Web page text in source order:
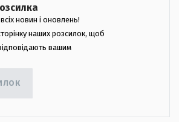
новин і оновлень!
наших розсилок, щоб
вашим